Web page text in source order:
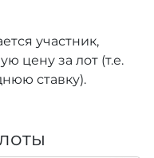
участник,
цену за лот (т.е.
ставку).